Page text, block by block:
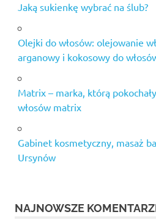
Jaką sukienkę wybrać na ślub?
Olejki do włosów: olejowanie
arganowy i kokosowy do
Matrix – marka, którą
włosów matrix
Gabinet kosmetyczny, masaż
Ursynów
NAJNOWSZE